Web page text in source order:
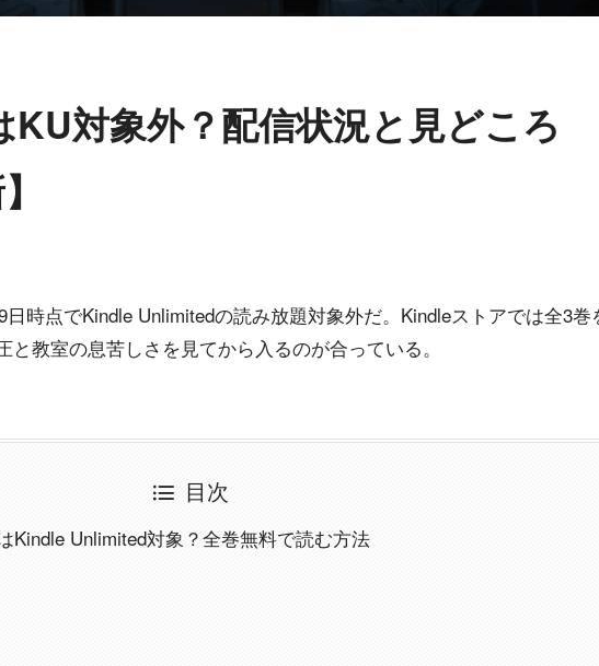
対象外？配信状況と見どころ
日時点でKindle Unlimitedの読み放題対象外だ。Kindleストアでは全3巻
教室の息苦しさを見てから入るのが合っている。
目次
Kindle Unlimited対象？全巻無料で読む方法